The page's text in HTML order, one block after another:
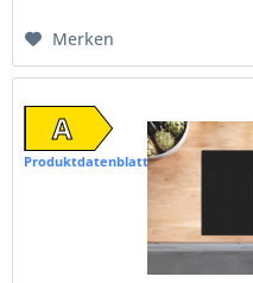
Merken
A
Produktdatenblatt